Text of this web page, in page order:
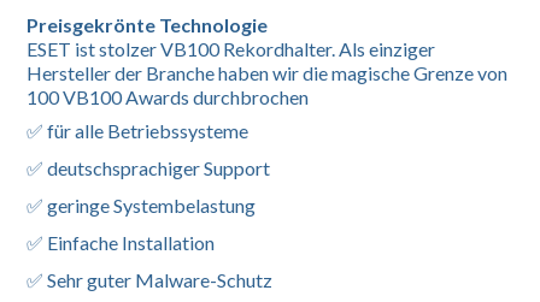
Preisgekrönte Technologie
ESET ist stolzer VB100 Rekordhalter. Als einziger
Hersteller der Branche haben wir die magische Grenze von
100 VB100 Awards durchbrochen
✅ für alle Betriebssysteme
✅ deutschsprachiger Support
✅ geringe Systembelastung
✅ Einfache Installation
✅ Sehr guter Malware-Schutz